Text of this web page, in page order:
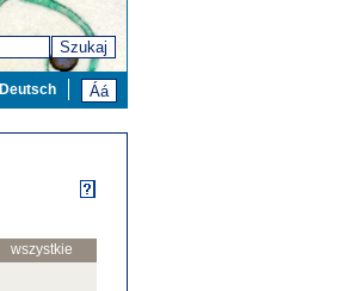
Szukaj
Deutsch
wszystkie